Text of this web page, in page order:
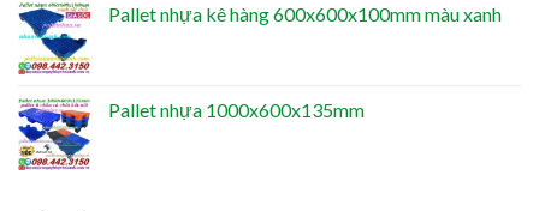
Pallet nhựa kê hàng 600x600x100mm màu xanh
Pallet nhựa 1000x600x135mm